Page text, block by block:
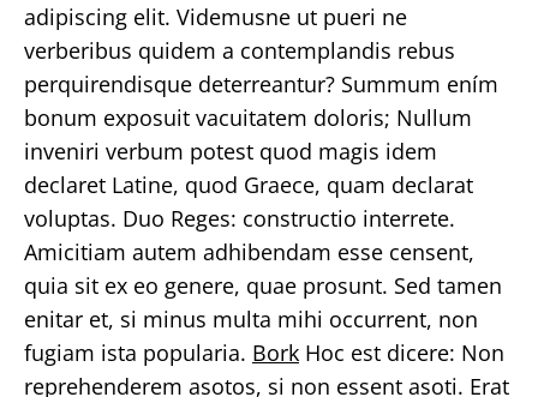
adipiscing elit. Videmusne ut pueri ne
verberibus quidem a contemplandis rebus
perquirendisque deterreantur? Summum ením
bonum exposuit vacuitatem doloris; Nullum
inveniri verbum potest quod magis idem
declaret Latine, quod Graece, quam declarat
voluptas. Duo Reges: constructio interrete.
Amicitiam autem adhibendam esse censent,
quia sit ex eo genere, quae prosunt. Sed tamen
enitar et, si minus multa mihi occurrent, non
fugiam ista popularia. Bork Hoc est dicere: Non
reprehenderem asotos, si non essent asoti. Erat